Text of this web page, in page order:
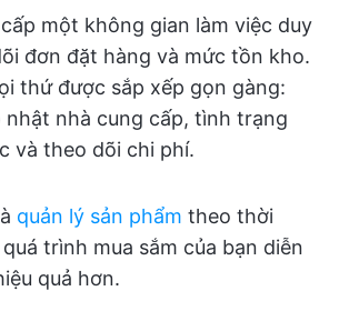
một không gian làm việc duy
đơn đặt hàng và mức tồn kho.
thứ được sắp xếp gọn gàng:
nhà cung cấp, tình trạng
và theo dõi chi phí.
quản lý sản phẩm theo thời
trình mua sắm của bạn diễn
quả hơn.